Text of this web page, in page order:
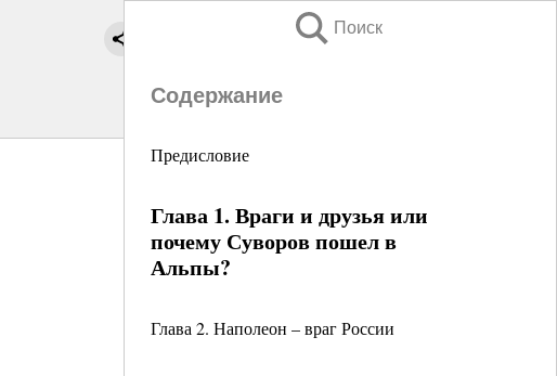
Поиск
Содержание
Предисловие
Глава 1. Враги и друзья или
почему Суворов пошел в
Альпы?
Глава 2. Наполеон – враг России